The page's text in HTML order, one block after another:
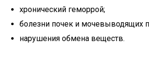
хронический геморрой;
болезни почек и мочевыводящих
нарушения обмена веществ.